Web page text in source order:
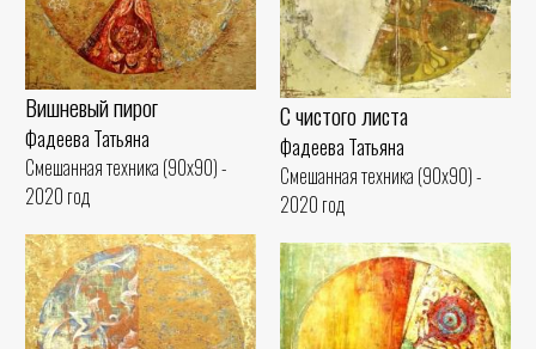
Вишневый пирог
Фадеева Татьяна
Смешанная техника (90x90) -
2020 год
С чистого листа
Фадеева Татьяна
Смешанная техника (90x90) -
2020 год